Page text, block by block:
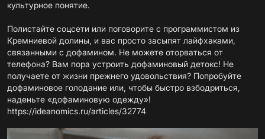
культурное понятие.
Полистайте соцсети или поговорите с программистом из
Кремниевой долины, и вас просто засыпят лайфхаками,
связанными с дофамином. Не можете оторваться от
телефона? Вам пора устроить дофаминовый детокс! Не
получаете от жизни прежнего удовольствия? Попробуйте
дофаминовое голодание или, чтобы быстро взбодриться,
https://ideanomics.ru/articles/32774